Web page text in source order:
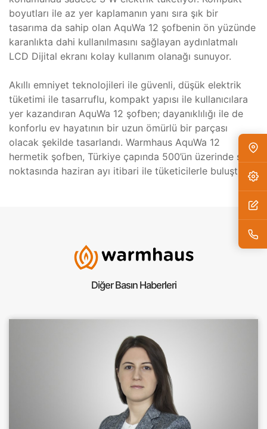
boyutları ile az yer kaplamanın yanı sıra şık bir
tasarıma da sahip olan AquWa 12 şofbenin ön yüzünde
karanlıkta dahi kullanılmasını sağlayan aydınlatmalı
LCD Dijital ekranı kolay kullanım olanağı sunuyor.
Akıllı emniyet teknolojileri ile güvenli, düşük elektrik
tüketimi ile tasarruflu, kompakt yapısı ile kullanıcılara
yer kazandıran AquWa 12 şofben; dayanıklılığı ile de
konforlu ev hayatının bir uzun ömürlü bir parçası
olacak şekilde tasarlandı. Warmhaus AquWa 12
hermetik şofben, Türkiye çapında 500’ün üzerinde satış
noktasında haziran ayı itibari ile tüketicilerle buluştu.
Diğer Basın Haberleri